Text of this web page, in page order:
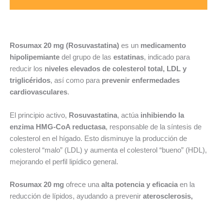
Rosumax 20 mg (Rosuvastatina) es un medicamento
hipolipemiante del grupo de las estatinas, indicado para
reducir los niveles elevados de colesterol total, LDL y
triglicéridos, así como para prevenir enfermedades
cardiovasculares.
El principio activo, Rosuvastatina, actúa inhibiendo la
enzima HMG-CoA reductasa, responsable de la síntesis de
colesterol en el hígado. Esto disminuye la producción de
colesterol “malo” (LDL) y aumenta el colesterol “bueno” (HDL),
mejorando el perfil lipídico general.
Rosumax 20 mg ofrece una alta potencia y eficacia en la
reducción de lípidos, ayudando a prevenir aterosclerosis,